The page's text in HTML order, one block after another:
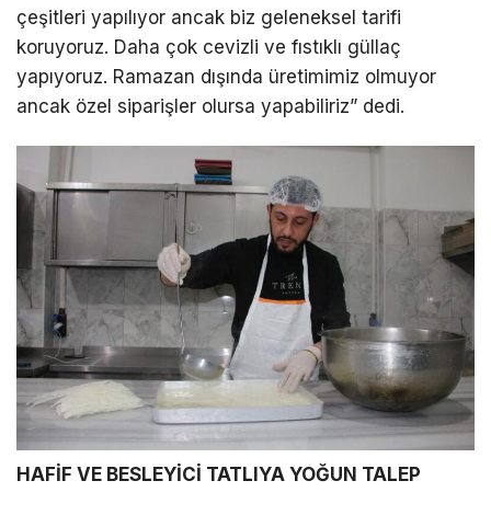
t
Ç
a
n
y
a
n
t
a
z
y
a
çeşitleri yapılıyor ancak biz geleneksel tarifi
koruyoruz. Daha çok cevizli ve fıstıklı güllaç
yapıyoruz. Ramazan dışında üretimimiz olmuyor
ancak özel siparişler olursa yapabiliriz” dedi.
HAFİF VE BESLEYİCİ TATLIYA YOĞUN TALEP